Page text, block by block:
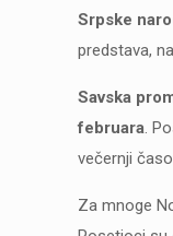
Srpske
predstava,
Savska
februara.
večernji
Za mnoge